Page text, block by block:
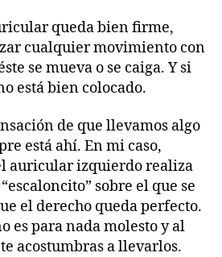
queda bien firme,
cualquier movimiento con
se mueva o se caiga. Y si
está bien colocado.
de que llevamos algo
está ahí. En mi caso,
auricular izquierdo realiza
sobre el que se
el derecho queda perfecto.
es para nada molesto y al
acostumbras a llevarlos.